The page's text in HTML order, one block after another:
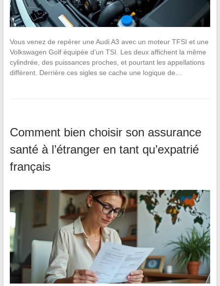
Vous venez de repérer une Audi A3 avec un moteur TFSI et une
Volkswagen Golf équipée d’un TSI. Les deux affichent la même
cylindrée, des puissances proches, et pourtant les appellations
diffèrent. Derrière ces sigles se cache une logique de…
Comment bien choisir son assurance
santé à l’étranger en tant qu’expatrié
français